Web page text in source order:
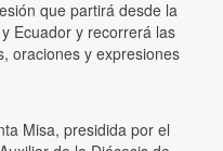
que partirá desde la
Ecuador y recorrerá las
oraciones y expresiones
Misa, presidida por el